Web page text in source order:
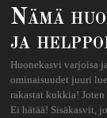
Nämä
ja
Huonekasvi varjoisa
ominaisuudet juuri
rakastat kukkia!
Ei hätää! Sisäkasvit,